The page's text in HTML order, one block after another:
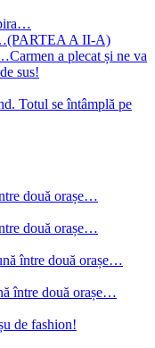
A II-A)
a plecat și ne va
sus!
Totul se întâmplă pe
două orașe…
două orașe…
între două orașe…
între două orașe…
de fashion!